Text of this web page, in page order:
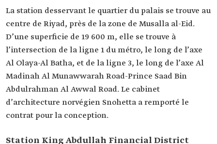
La station desservant le quartier du palais se trouve au
centre de Riyad, près de la zone de Musalla al-Eid.
D’une superficie de 19 600 m, elle se trouve à
l’intersection de la ligne 1 du métro, le long de l’axe
Al Olaya-Al Batha, et de la ligne 3, le long de l’axe Al
Madinah Al Munawwarah Road-Prince Saad Bin
Abdulrahman Al Awwal Road. Le cabinet
d’architecture norvégien Snohetta a remporté le
contrat pour la conception.
Station King Abdullah Financial District